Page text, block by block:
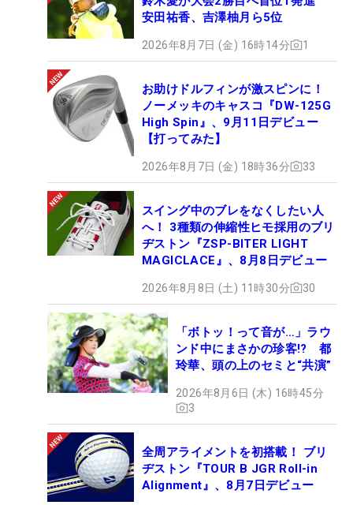
安田祐香、吉澤柚月ら5位
2026年8月7日 (金) 16時14分 1
お助けドルフィンが激スピンに！
ノーメッキのキャスコ『DW-125G
High Spin』、9月11日デビュー
【打ってみた】
2026年8月7日 (金) 18時36分 33
スイング中のブレをなくしたい人
へ！ 3種類の伸縮性ヒモ採用のブリ
ヂストン『ZSP-BITER LIGHT
MAGICLACE』、8月8日デビュー
2026年8月8日 (土) 11時30分 30
「ボトッ！って音が…」ラウ
ンド中にまさかの珍客!? 都
玲華、頭の上のセミと“共演”
2026年8月6日 (木) 16時45分
3
全周アライメントを初搭載！ ブリ
ヂストン『TOUR B JGR Roll-in
Alignment』、8月7日デビュー